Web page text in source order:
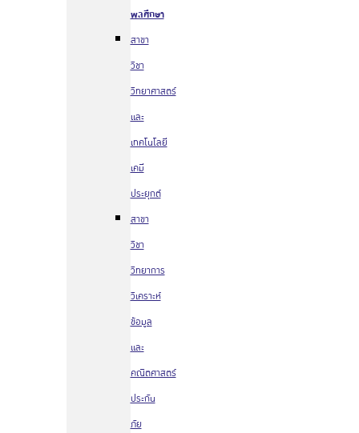
พลศึกษา
สาขา
วิชา
วิทยาศาสตร์
และ
เทคโนโลยี
เคมี
ประยุกต์
สาขา
วิชา
วิทยาการ
วิเคราะห์
ข้อมูล
และ
คณิตศาสตร์
ประกัน
ภัย